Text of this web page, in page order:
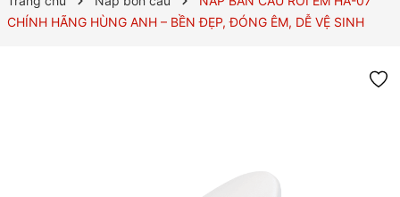
CHÍNH HÃNG HÙNG ANH – BỀN ĐẸP, ĐÓNG ÊM, DỄ VỆ SINH